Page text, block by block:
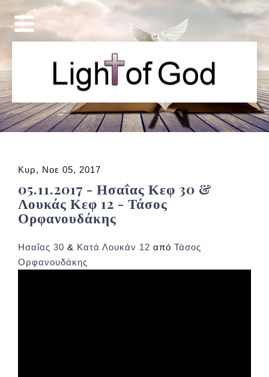
Κυρ, Νοε 05, 2017
05.11.2017 - Ησαΐας Κεφ 30 &
Λουκάς Κεφ 12 - Τάσος
Ορφανουδάκης
Ησαΐας 30 & Κατά Λουκάν 12 από Τάσος
Ορφανουδάκης